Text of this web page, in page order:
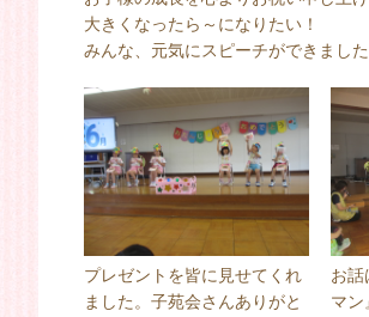
大きくなったら～になりたい！
みんな、元気にスピーチができまし
プレゼントを皆に見せてくれ
ました。子苑会さんありがと
お話
マン